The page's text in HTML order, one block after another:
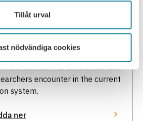
Tillåt urval
nödvändiga cookies
and undermine higher
Sweden
SULF Doctoral Candidates
PhD candidates and
encounter in the current
system.
ner